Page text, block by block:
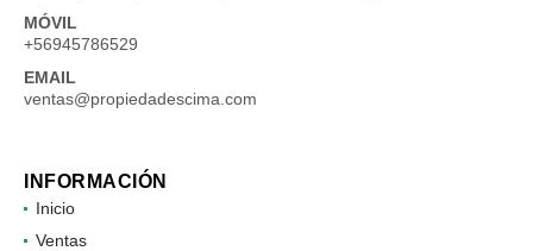
MÓVIL
+56945786529
EMAIL
ventas@propiedadescima.com
INFORMACIÓN
Inicio
Ventas